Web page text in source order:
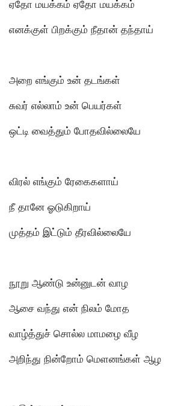
ஏதோ மயக்கம் ஏதோ மயக்கம்
எனக்குள் பிறக்கும் நீதான் தந்தாய்
அறை எங்கும் உன் தடங்கள்
சுவர் எல்லாம் உன் பெயர்கள்
ஒட்டி வைத்தும் போதவில்லையே
விரல் எங்கும் ரேகைகளாய்
நீ தானே ஓடுகிறாய்
முத்தம் இட்டும் தீரவில்லையே
நூறு ஆண்டு உன்னுடன் வாழ
ஆசை வந்து என் நிலம் மோத
வாழ்த்துச் சொல்ல மாமழை வீழ
அறிந்து நின்றோம் மெளனங்கள் ஆழ